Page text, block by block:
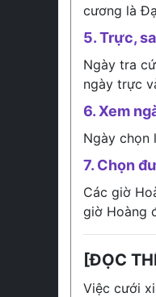
cương là
5. Trực,
Ngày tra
ngày trực
6. Xem
Ngày chọn
7. Chọn
Các giờ
giờ Hoàng
[ĐỌC
Việc cưới